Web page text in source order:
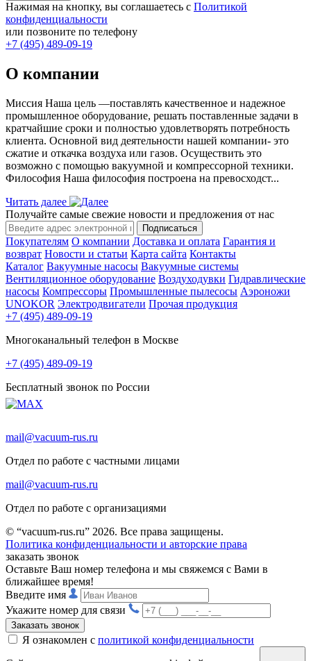
Нажимая на кнопку, вы соглашаетесь с Политикой
конфиденциальности
или позвоните по телефону
+7 (495) 489-09-19
О компании
Миссия Наша цель ―поставлять качественное и надежное
промышленное оборудование, решать поставленные задачи в
кратчайшие сроки и полностью удовлетворять потребность
клиента. Основной вид деятельности нашей компании- это
сжатие и откачка воздуха или газов. Осуществить это
возможно с помощью вакуумной и компрессорной техники.
Философия Наша философия построена на превосходст...
Читать далее
Получайте самые свежие новости и предложения от нас
Подписаться
Покупателям О компании Доставка и оплата Гарантия и
возврат Новости и статьи Карта сайта Контакты
Каталог Вакуумные насосы Вакуумные системы
Вентиляционное оборудование Воздуходувки Гидравлические
насосы Компрессоры Промышленные пылесосы Аэроножи
UNOKOR Электродвигатели Прочая продукция
+7 (495) 489-09-19
Многоканальный телефон в Москве
+7 (495) 489-09-19
Бесплатный звонок по России
mail@vacuum-rus.ru
Отдел по работе с частными лицами
mail@vacuum-rus.ru
Отдел по работе с организациями
© “vacuum-rus.ru” 2026. Все права защищены.
Политика конфиденциальности и авторские права
заказать звонок
Оставьте Ваш номер телефона и мы свяжемся с Вами в
ближайшее время!
Введите имя
Укажите номер для связи
Заказать звонок
Я ознакомлен с политикой конфиденциальности